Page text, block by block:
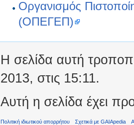
Οργανισμός
(ΟΠΕΓΕΠ)
Η σελίδα αυτή
2013, στις 15:11.
Αυτή η σελίδα έχει
Πολιτική ιδιωτικού απορρήτου Σχετικά με GAIApedia